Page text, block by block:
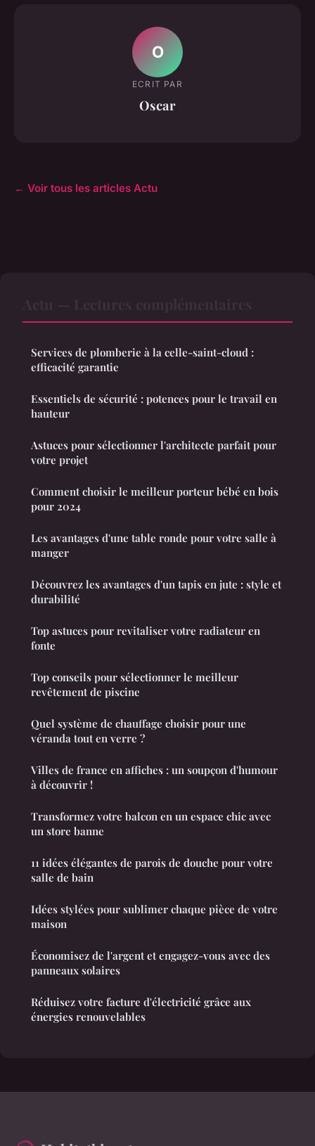
O
ECRIT PAR
Oscar
← Voir tous les articles Actu
Services de plomberie à la celle-saint-cloud :
efficacité garantie
Essentiels de sécurité : potences pour le travail en
hauteur
Astuces pour sélectionner l'architecte parfait pour
votre projet
Comment choisir le meilleur porteur bébé en bois
pour 2024
Les avantages d'une table ronde pour votre salle à
manger
Découvrez les avantages d'un tapis en jute : style et
durabilité
Top astuces pour revitaliser votre radiateur en
fonte
Top conseils pour sélectionner le meilleur
revêtement de piscine
Quel système de chauffage choisir pour une
véranda tout en verre ?
Villes de france en affiches : un soupçon d'humour
à découvrir !
Transformez votre balcon en un espace chic avec
un store banne
11 idées élégantes de parois de douche pour votre
salle de bain
Idées stylées pour sublimer chaque pièce de votre
maison
Économisez de l'argent et engagez-vous avec des
panneaux solaires
Réduisez votre facture d'électricité grâce aux
énergies renouvelables